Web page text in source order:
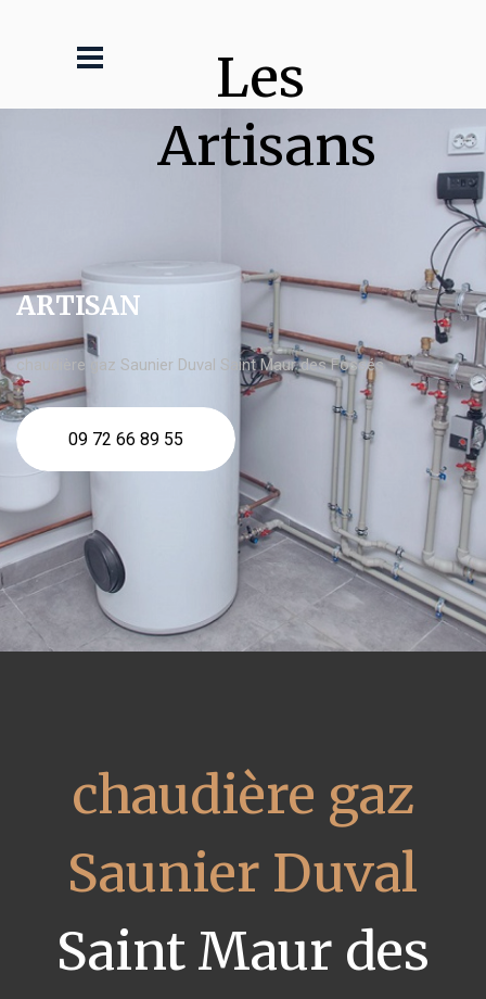
Les
Artisans
ARTISAN
chaudière gaz Saunier Duval Saint Maur des Fossés
09 72 66 89 55
chaudière gaz
Saunier Duval
Saint Maur des